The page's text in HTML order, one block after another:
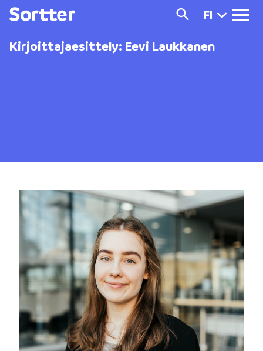
FI
Kirjoittajaesittely: Eevi Laukkanen